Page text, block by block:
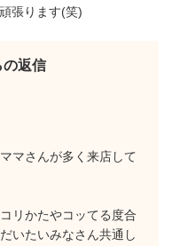
張ります(笑)
の返信
マさんが多く来店して
リかたやコッてる度合
いたいみなさん共通し